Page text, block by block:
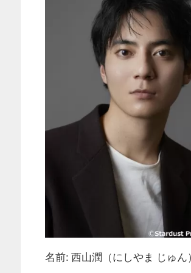
名前: 西山潤（にしやま じゅん